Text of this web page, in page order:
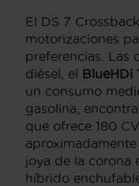
El DS 7
motorizaciones
preferencias. Las
diésel, el BlueHDi
un consumo
gasolina,
que ofrece 180
joya de la corona
híbrido